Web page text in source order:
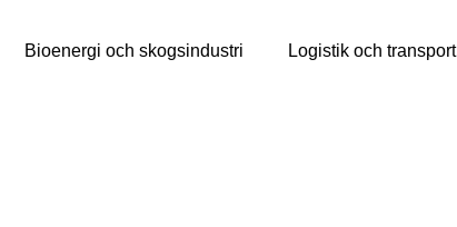
Bioenergi och skogsindustri Logistik och transport